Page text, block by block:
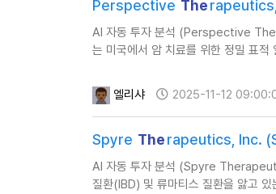
Perspective Therapeutics,
AI 자동 투자 분석 (Perspective
는 미국에서 암 치료를 위한 정밀 표
엘리샤 2025-11-12
Spyre Therapeutics, Inc.
AI 자동 투자 분석 (Spyre
질환(IBD) 및 류마티스 질환을 앓고